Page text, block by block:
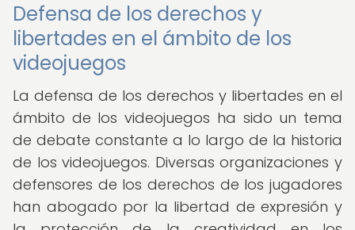
Defensa de los derechos y
libertades en el ámbito de los
videojuegos
La defensa de los derechos y libertades en el
ámbito de los videojuegos ha sido un tema
de debate constante a lo largo de la historia
de los videojuegos. Diversas organizaciones y
defensores de los derechos de los jugadores
han abogado por la libertad de expresión y